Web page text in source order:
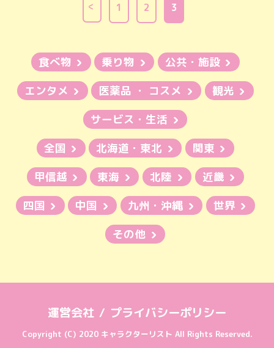
1 2 3
食べ物 乗り物
公共・施設
エンタメ
医薬品 ・ コスメ
観光
サービス・生活
全国
北海道・東北
関東
甲信越
東海 北陸
近畿
四国
中国 九州・沖縄
世界
その他
運営会社 プライバシーポリシー
Copyright (C) 2020 キャラクターリスト All Rights Reserved.